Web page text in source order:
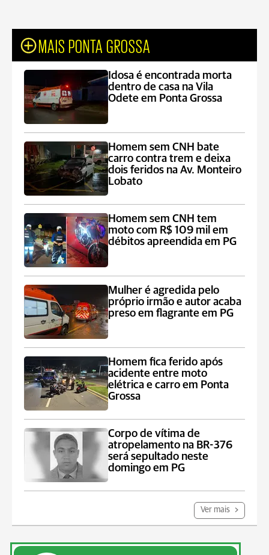
MAIS PONTA GROSSA
Idosa é encontrada morta
dentro de casa na Vila
Odete em Ponta Grossa
Homem sem CNH bate
carro contra trem e deixa
dois feridos na Av. Monteiro
Lobato
Homem sem CNH tem
moto com R$ 109 mil em
débitos apreendida em PG
Mulher é agredida pelo
próprio irmão e autor acaba
preso em flagrante em PG
Homem fica ferido após
acidente entre moto
elétrica e carro em Ponta
Grossa
Corpo de vítima de
atropelamento na BR-376
será sepultado neste
domingo em PG
Ver mais